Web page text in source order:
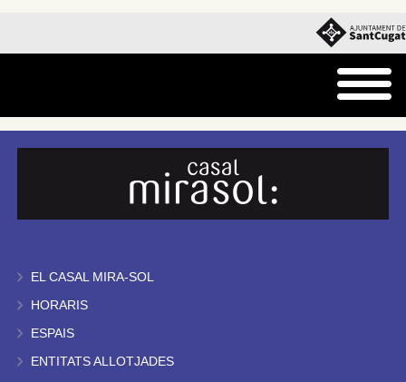
EL CASAL MIRA-SOL
HORARIS
ESPAIS
ENTITATS ALLOTJADES